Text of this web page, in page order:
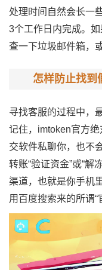
处理时间自然会长一
3个工作日内完成。
查一下垃圾邮件箱，
怎样防止找到
寻找客服的过程中，
记住，imtoken官方
交软件私聊你，也不
转账“验证资金”或“解
渠道，也就是你手机
用百度搜索来的所谓“